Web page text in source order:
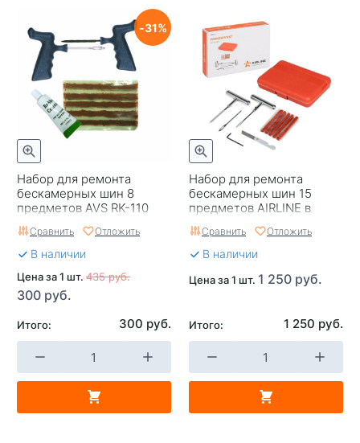
Набор для ремонта
бескамерных шин 8
предметов AVS RK-110
31
Сравнить Отложить
В наличии
Цена за 1 шт. 435 руб.
300 руб.
Итого: 300 руб.
Набор для ремонта
бескамерных шин 15
предметов AIRLINE в
кейсе
Сравнить Отложить
В наличии
Цена за 1 шт. 1 250 руб.
Итого: 1 250 руб.